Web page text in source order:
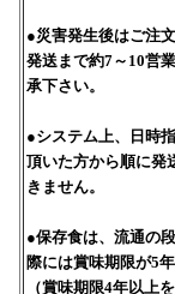
●災害発生後はご注
発送まで約7～10営
承下さい。
●システム上、日時
頂いた方から順に発
きません。
●保存食は、流通の
際には賞味期限が5
（賞味期限4年以上を